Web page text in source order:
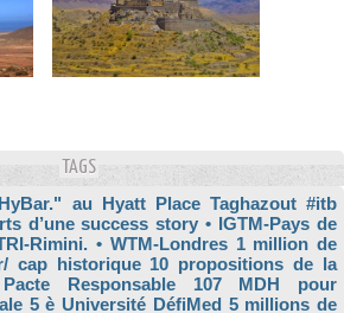
TAGS
au Hyatt Place Taghazout #itb
d’une success story • IGTM-Pays de
Rimini. • WTM-Londres 1 million de
cap historique 10 propositions de la
Responsable
107 MDH pour
5 è Université DéfiMed 5 millions de